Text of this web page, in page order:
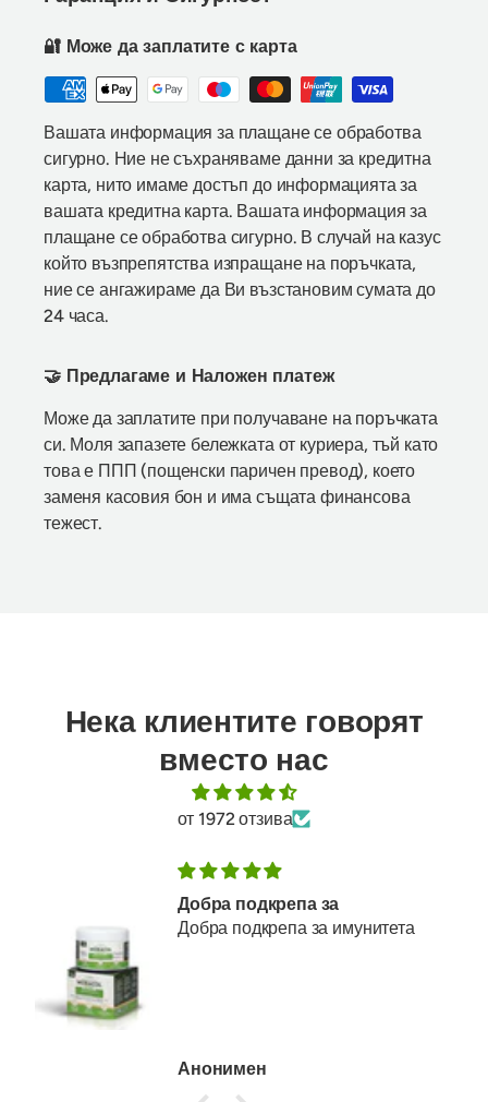
🔐 Може да заплатите с карта
Вашата информация за плащане се обработва
сигурно. Ние не съхраняваме данни за кредитна
карта, нито имаме достъп до информацията за
вашата кредитна карта. Вашата информация за
плащане се обработва сигурно. В случай на казус
който възпрепятства изпращане на поръчката,
ние се ангажираме да Ви възстановим сумата до
24 часа.
🤝 Предлагаме и Наложен платеж
Може да заплатите при получаване на поръчката
си. Моля запазете бележката от куриера, тъй като
това е ППП (пощенски паричен превод), което
заменя касовия бон и има същата финансова
тежест.
Нека клиентите говорят
вместо нас
от 1972 отзива
Добра подкрепа за
Добра подкрепа за имунитета
Анонимен